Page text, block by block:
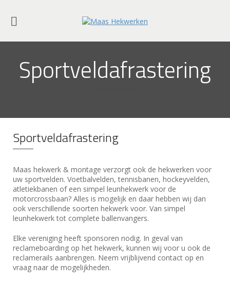
Sportveldafrastering
Sportveldafrastering
Maas hekwerk & montage verzorgt ook de hekwerken voor
uw sportvelden. Voetbalvelden, tennisbanen, hockeyvelden,
atletiekbanen of een simpel leunhekwerk voor de
motorcrossbaan? Alles is mogelijk en daar hebben wij dan
ook verschillende soorten hekwerk voor. Van simpel
leunhekwerk tot complete ballenvangers.
Elke vereniging heeft sponsoren nodig. In geval van
reclameboarding op het hekwerk, kunnen wij voor u ook de
reclamerails aanbrengen. Neem vrijblijvend contact op en
vraag naar de mogelijkheden.